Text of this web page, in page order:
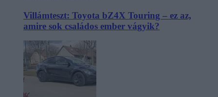
Villámteszt: Toyota bZ4X Touring – ez az,
amire sok családos ember vágyik?